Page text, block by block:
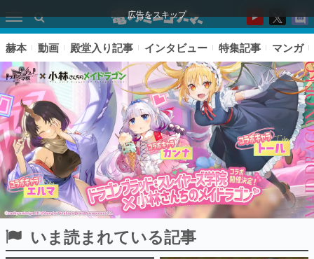
広告をスキップ
ピックアップ
赫本 動画 殿堂入り記事 インタビュー 特集記事 マンガ
いま読まれている記事